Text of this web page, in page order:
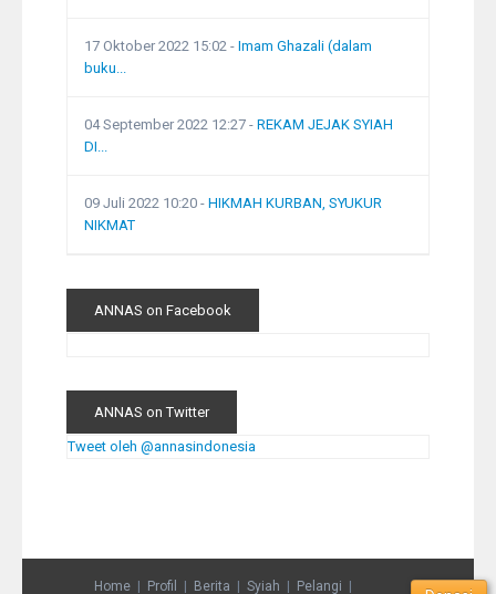
17 Oktober 2022 15:02 - Imam Ghazali (dalam
buku...
04 September 2022 12:27 - REKAM JEJAK SYIAH
DI...
09 Juli 2022 10:20 - HIKMAH KURBAN, SYUKUR
NIKMAT
ANNAS on Facebook
ANNAS on Twitter
Tweet oleh @annasindonesia
Home Profil Berita Syiah Pelangi